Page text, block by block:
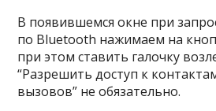
В появившемся окне при
по Bluetooth нажимаем на
при этом ставить галочку
“Разрешить доступ к
вызовов” не обязательно.